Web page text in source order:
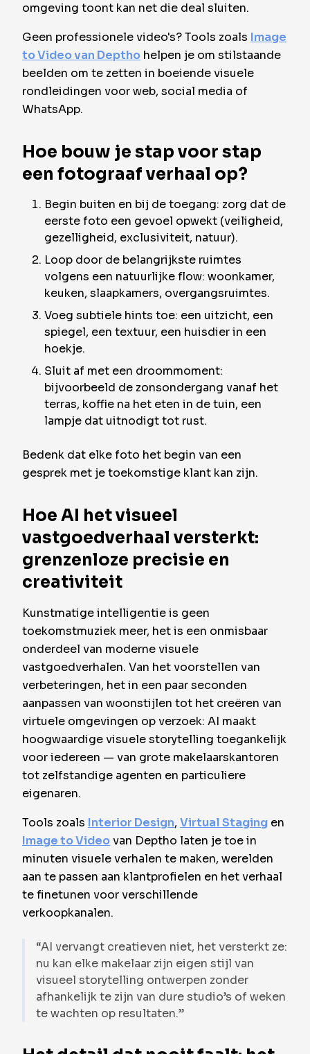
omgeving toont kan net die deal sluiten.
Geen professionele video's? Tools zoals Image
to Video van Deptho helpen je om stilstaande
beelden om te zetten in boeiende visuele
rondleidingen voor web, social media of
WhatsApp.
Hoe bouw je stap voor stap
een fotograaf verhaal op?
Begin buiten en bij de toegang: zorg dat de
eerste foto een gevoel opwekt (veiligheid,
gezelligheid, exclusiviteit, natuur).
Loop door de belangrijkste ruimtes
volgens een natuurlijke flow: woonkamer,
keuken, slaapkamers, overgangsruimtes.
Voeg subtiele hints toe: een uitzicht, een
spiegel, een textuur, een huisdier in een
hoekje.
Sluit af met een droommoment:
bijvoorbeeld de zonsondergang vanaf het
terras, koffie na het eten in de tuin, een
lampje dat uitnodigt tot rust.
Bedenk dat elke foto het begin van een
gesprek met je toekomstige klant kan zijn.
Hoe AI het visueel
vastgoedverhaal versterkt:
grenzenloze precisie en
creativiteit
Kunstmatige intelligentie is geen
toekomstmuziek meer, het is een onmisbaar
onderdeel van moderne visuele
vastgoedverhalen. Van het voorstellen van
verbeteringen, het in een paar seconden
aanpassen van woonstijlen tot het creëren van
virtuele omgevingen op verzoek: AI maakt
hoogwaardige visuele storytelling toegankelijk
voor iedereen — van grote makelaarskantoren
tot zelfstandige agenten en particuliere
eigenaren.
Tools zoals Interior Design, Virtual Staging en
Image to Videovan Deptho laten je toe in
minuten visuele verhalen te maken, werelden
aan te passen aan klantprofielen en het verhaal
te finetunen voor verschillende
verkoopkanalen.
“AI vervangt creatieven niet, het versterkt ze:
nu kan elke makelaar zijn eigen stijl van
visueel storytelling ontwerpen zonder
afhankelijk te zijn van dure studio’s of weken
te wachten op resultaten.”